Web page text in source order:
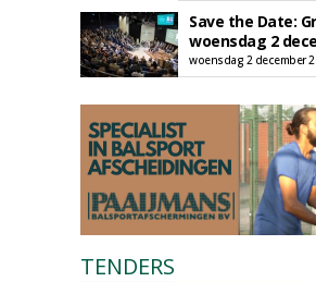
Save the Date:
woensdag 2
woensdag 2 december
TENDERS